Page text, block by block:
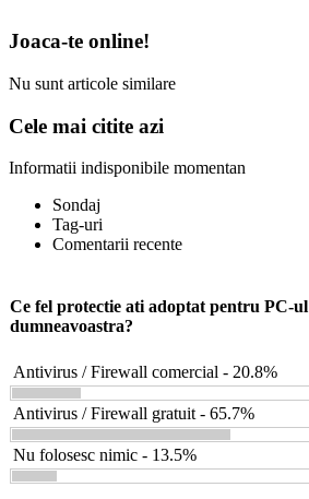
Joaca-te online!
Nu sunt articole similare
Cele mai citite azi
Informatii indisponibile momentan
Sondaj
Tag-uri
Comentarii recente
Ce fel protectie ati adoptat pentru PC-ul
dumneavoastra?
Antivirus / Firewall comercial - 20.8%
Antivirus / Firewall gratuit - 65.7%
Nu folosesc nimic - 13.5%